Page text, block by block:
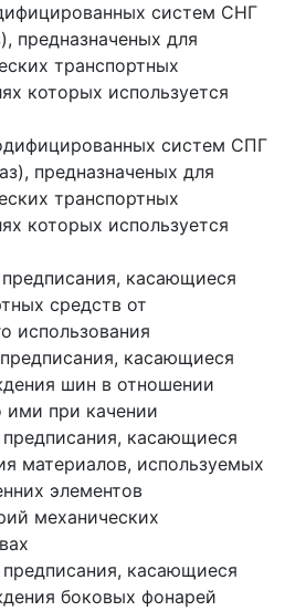
систем СНГ
предназначеных для
транспортных
которых используется
систем СПГ
предназначеных для
транспортных
которых используется
касающиеся
средств от
использования
касающиеся
шин в отношении
при качении
касающиеся
материалов, используемых
элементов
механических
касающиеся
боковых фонарей